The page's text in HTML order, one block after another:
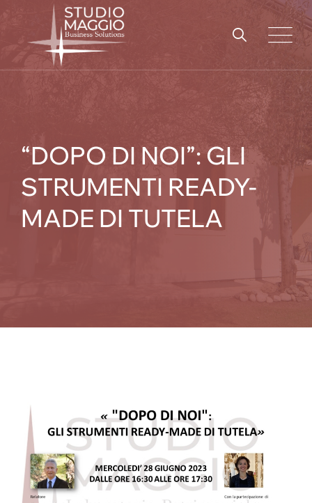
content
“DOPO DI NOI”: GLI
STRUMENTI READY-
MADE DI TUTELA